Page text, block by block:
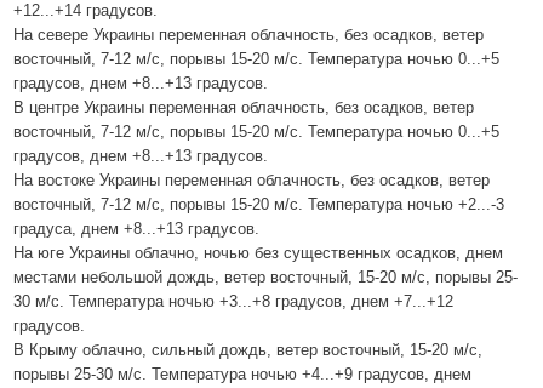
+12...+14 градусов.
На севере Украины переменная облачность, без осадков, ветер
восточный, 7-12 м/с, порывы 15-20 м/с. Температура ночью 0...+5
градусов, днем +8...+13 градусов.
В центре Украины переменная облачность, без осадков, ветер
восточный, 7-12 м/с, порывы 15-20 м/с. Температура ночью 0...+5
градусов, днем +8...+13 градусов.
На востоке Украины переменная облачность, без осадков, ветер
восточный, 7-12 м/с, порывы 15-20 м/с. Температура ночью +2...-3
градуса, днем +8...+13 градусов.
На юге Украины облачно, ночью без существенных осадков, днем
местами небольшой дождь, ветер восточный, 15-20 м/с, порывы 25-
30 м/с. Температура ночью +3...+8 градусов, днем +7...+12
градусов.
В Крыму облачно, сильный дождь, ветер восточный, 15-20 м/с,
порывы 25-30 м/с. Температура ночью +4...+9 градусов, днем